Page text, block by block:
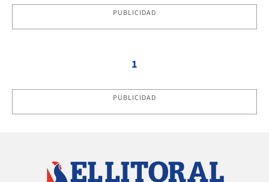
PUBLICIDAD
1
PUBLICIDAD